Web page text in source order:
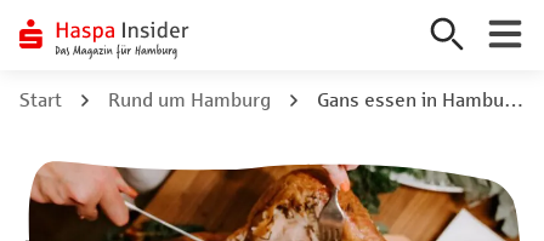
Inhalt
Start Rund um Hamburg Gans essen in Hamburg 9 Tipps für den Weihnachtsschmaus